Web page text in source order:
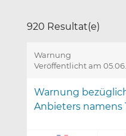
920 Resultat(e)
Warnung
Veröffentlicht am
Warnung
Anbieters namens